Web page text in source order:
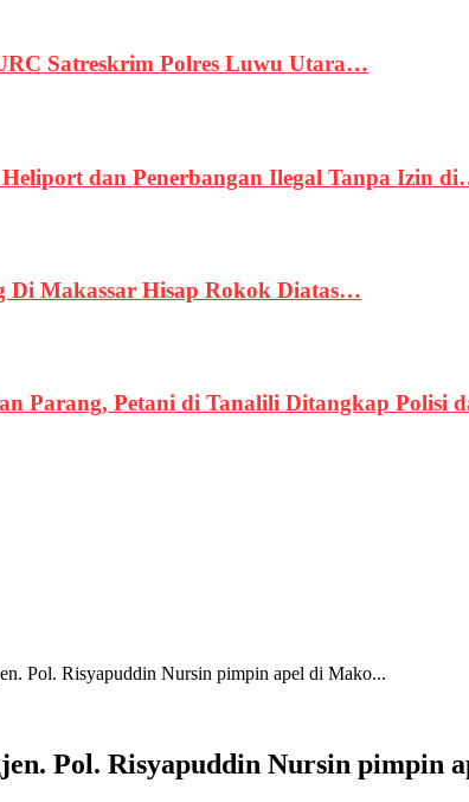
Satreskrim Polres Luwu Utara…
dan Penerbangan Ilegal Tanpa Izin
Makassar Hisap Rokok Diatas…
Parang, Petani di Tanalili Ditangkap Polisi
Pol. Risyapuddin Nursin pimpin apel di Mako...
Pol. Risyapuddin Nursin pimpin